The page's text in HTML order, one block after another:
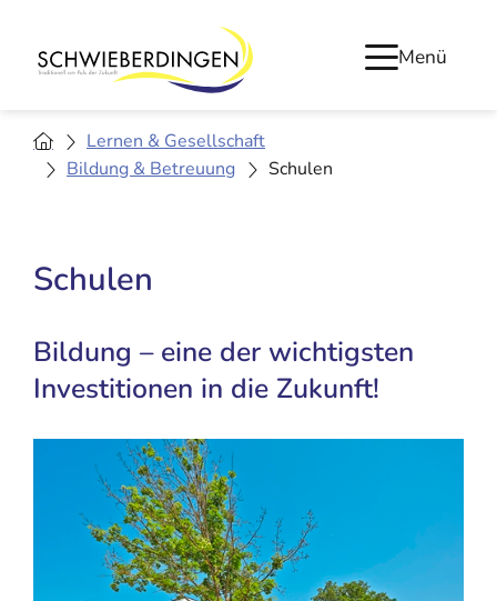
Menü
Lernen & Gesellschaft
Bildung & Betreuung
Schulen
Schulen
Bildung – eine der wichtigsten
Investitionen in die Zukunft!